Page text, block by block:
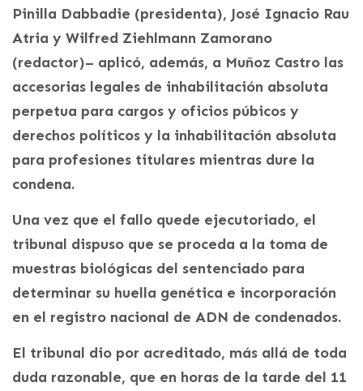
Pinilla Dabbadie (presidenta), José Ignacio Rau
Atria y Wilfred Ziehlmann Zamorano
(redactor)– aplicó, además, a Muñoz Castro las
accesorias legales de inhabilitación absoluta
perpetua para cargos y oficios púbicos y
derechos políticos y la inhabilitación absoluta
para profesiones titulares mientras dure la
condena.
Una vez que el fallo quede ejecutoriado, el
tribunal dispuso que se proceda a la toma de
muestras biológicas del sentenciado para
determinar su huella genética e incorporación
en el registro nacional de ADN de condenados.
El tribunal dio por acreditado, más allá de toda
duda razonable, que en horas de la tarde del 11